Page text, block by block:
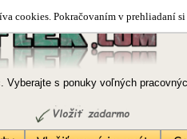
cookies. Pokračovaním v prehliadaní
Vyberajte s ponuky voľných